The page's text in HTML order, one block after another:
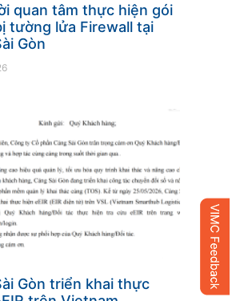
quan tâm thực hiện gói
tường lửa Firewall tại
Gòn
Gòn triển khai thực